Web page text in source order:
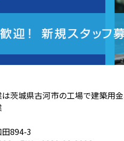
茨城県古河市の工場で建築用
894-3